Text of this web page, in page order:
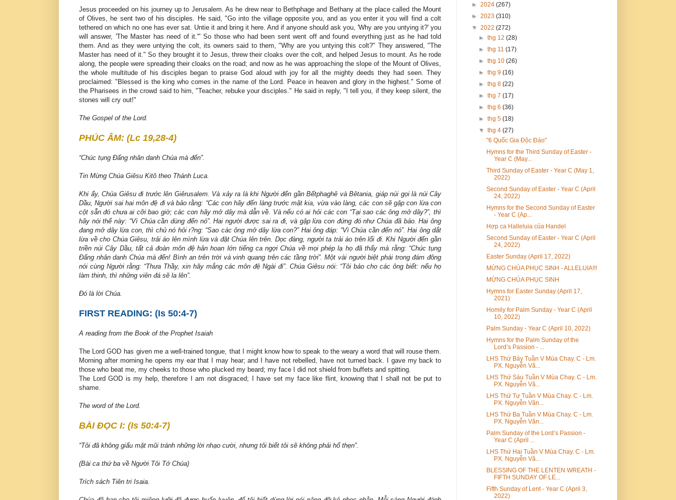
Jesus proceeded on his journey up to Jerusalem. As he drew near to Bethphage and Bethany at the place called the Mount
of Olives, he sent two of his disciples. He said, "Go into the village opposite you, and as you enter it you will find a colt
tethered on which no one has ever sat. Untie it and bring it here. And if anyone should ask you, 'Why are you untying it?' you
will answer, 'The Master has need of it.'" So those who had been sent went off and found everything just as he had told
them. And as they were untying the colt, its owners said to them, "Why are you untying this colt?" They answered, "The
Master has need of it." So they brought it to Jesus, threw their cloaks over the colt, and helped Jesus to mount. As he rode
along, the people were spreading their cloaks on the road; and now as he was approaching the slope of the Mount of Olives,
the whole multitude of his disciples began to praise God aloud with joy for all the mighty deeds they had seen. They
proclaimed: "Blessed is the king who comes in the name of the Lord. Peace in heaven and glory in the highest." Some of
the Pharisees in the crowd said to him, "Teacher, rebuke your disciples." He said in reply, "I tell you, if they keep silent, the
stones will cry out!"
The Gospel of the Lord.
PHÚC ÂM: (Lc 19,28-4)
“Chúc tụng Ðấng nhân danh Chúa mà đến”.
Tin Mừng Chúa Giêsu Kitô theo Thánh Luca.
Khi ấy, Chúa Giêsu đi trước lên Giêrusalem. Và xảy ra là khi Người đến gần Bếtphaghê và Bêtania, giáp núi gọi là núi Cây
Dầu, Người sai hai môn đệ đi và bảo rằng: “Các con hãy đến làng trước mặt kia, vừa vào làng, các con sẽ gặp con lừa con
cột sẵn đó chưa ai cỡi bao giờ; các con hãy mở dây mà dẫn về. Và nếu có ai hỏi các con “Tại sao các ông mở dây?”, thì
hãy nói thế này: “Vì Chúa cần dùng đến nó”. Hai người được sai ra đi, và gặp lừa con đứng đó như Chúa đã bảo. Hai ông
đang mở dây lừa con, thì chủ nó hỏi r?ng: “Sao các ông mở dây lừa con?” Hai ông đáp: “Vì Chúa cần đến nó”. Hai ông dắt
lừa về cho Chúa Giêsu, trải áo lên mình lừa và đặt Chúa lên trên. Dọc đàng, người ta trải áo trên lối đi. Khi Người đến gần
triền núi Cây Dầu, tất cả đoàn môn đệ hân hoan lớn tiếng ca ngợi Chúa về mọi phép lạ họ đã thấy mà rằng: “Chúc tụng
Ðấng nhân danh Chúa mà đến! Bình an trên trời và vinh quang trên các tầng trời”. Một vài người biệt phái trong đám đông
nói cùng Người rằng: “Thưa Thầy, xin hãy mắng các môn đệ Ngài đi”. Chúa Giêsu nói: “Tôi bảo cho các ông biết: nếu họ
làm thinh, thì những viên đá sẽ la lên”.
Ðó là lời Chúa.
FIRST READING: (Is 50:4-7)
A reading from the Book of the Prophet Isaiah
The Lord GOD has given me a well-trained tongue, that I might know how to speak to the weary a word that will rouse them.
Morning after morning he opens my ear that I may hear; and I have not rebelled, have not turned back. I gave my back to
those who beat me, my cheeks to those who plucked my beard; my face I did not shield from buffets and spitting.
The Lord GOD is my help, therefore I am not disgraced; I have set my face like flint, knowing that I shall not be put to
shame.
The word of the Lord.
BÀI ĐỌC I: (Is 50:4-7)
“Tôi đã không giấu mặt mũi tránh những lời nhạo cười, nhưng tôi biết tôi sẽ không phải hổ thẹn”.
(Bài ca thứ ba về Người Tôi Tớ Chúa)
Trích sách Tiên tri Isaia.
► 2024 (267)
► 2023 (310)
▼ 2022 (272)
►thg 12(28)
►thg 11(17)
►thg 10(26)
►thg 9(16)
►thg 8(22)
►thg 7(17)
►thg 6(36)
►thg 5(18)
▼thg 4(27)
"6 Quốc Gia Độc Đáo"
Hymns for the Third Sunday of Easter -
Year C (May...
Third Sunday of Easter - Year C (May 1,
2022)
Second Sunday of Easter - Year C (April
24, 2022)
Hymns for the Second Sunday of Easter
- Year C (Ap...
Hợp ca Halleluia của Handel
Second Sunday of Easter - Year C (April
24, 2022)
Easter Sunday (April 17, 2022)
MỪNG CHÚA PHỤC SINH - ALLELUIA!!!
MỪNG CHÚA PHỤC SINH
Hymns for Easter Sunday (April 17,
2021)
Homily for Palm Sunday - Year C (April
10, 2022)
Palm Sunday - Year C (April 10, 2022)
Hymns for the Palm Sunday of the
Lord’s Passion - ...
LHS Thứ Bảy Tuần V Mùa Chay. C - Lm.
PX. Nguyễn Vă...
LHS Thứ Sáu Tuần V Mùa Chay. C - Lm.
PX. Nguyễn Vă...
LHS Thứ Tư Tuần V Mùa Chay. C - Lm.
PX. Nguyễn Văn...
LHS Thứ Ba Tuần V Mùa Chay. C - Lm.
PX. Nguyễn Văn...
Palm Sunday of the Lord’s Passion -
Year C (April ...
LHS Thứ Hai Tuần V Mùa Chay. C - Lm.
PX. Nguyễn Vă...
BLESSING OF THE LENTEN WREATH -
FIFTH SUNDAY OF LE...
Fifth Sunday of Lent - Year C (April 3,
2022)